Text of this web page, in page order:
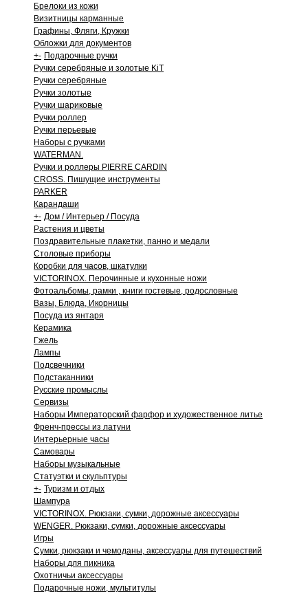
Брелоки из кожи
Визитницы карманные
Графины, Фляги, Кружки
Обложки для документов
+- Подарочные ручки
Ручки серебряные и золотые KiT
Ручки серебряные
Ручки золотые
Ручки шариковые
Ручки роллер
Ручки перьевые
Наборы с ручками
WATERMAN.
Ручки и роллеры PIERRE CARDIN
CROSS. Пишущие инструменты
PARKER
Карандаши
+- Дом / Интерьер / Посуда
Растения и цветы
Поздравительные плакетки, панно и медали
Столовые приборы
Коробки для часов, шкатулки
VICTORINOX. Перочинные и кухонные ножи
Фотоальбомы, рамки , книги гостевые, родословные
Вазы, Блюда, Икорницы
Посуда из янтаря
Керамика
Гжель
Лампы
Подсвечники
Подстаканники
Русские промыслы
Сервизы
Наборы Императорский фарфор и художественное литье
Френч-прессы из латуни
Интерьерные часы
Самовары
Наборы музыкальные
Статуэтки и скульптуры
+- Туризм и отдых
Шампура
VICTORINOX. Рюкзаки, сумки, дорожные аксессуары
WENGER. Рюкзаки, сумки, дорожные аксессуары
Игры
Сумки, рюкзаки и чемоданы, аксессуары для путешествий
Наборы для пикника
Охотничьи аксессуары
Подарочные ножи, мультитулы